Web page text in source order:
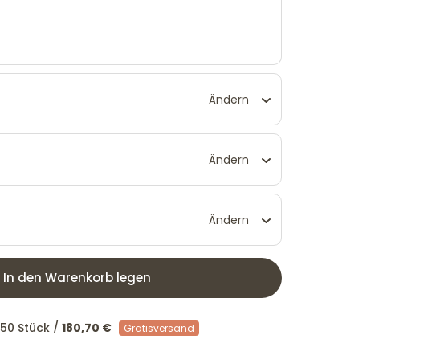
Ändern
Ändern
Ändern
In den Warenkorb legen
50 Stück/ 180,70 € Gratisversand